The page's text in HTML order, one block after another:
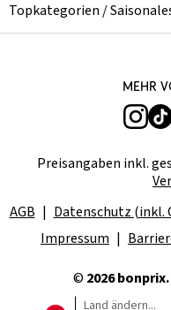
Topkategorien /
Mehr
Preisangaben inkl.
AGB
Datenschutz (inkl.
Impressum
© 2026 bonprix.
Land ändern...